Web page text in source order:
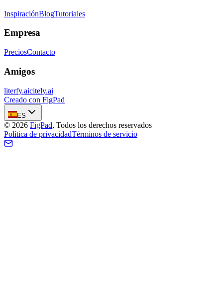
InspiraciónBlogTutoriales
Empresa
PreciosContacto
Amigos
literfy.aicitely.ai
Creado con FigPad
ES
© 2026 FigPad, Todos los derechos reservados
Política de privacidadTérminos de servicio